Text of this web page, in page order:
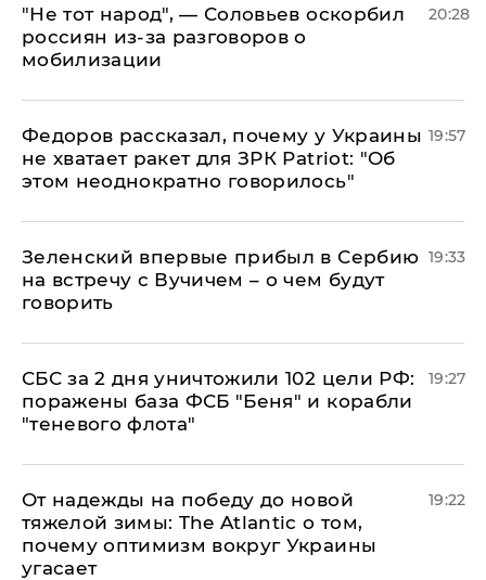
​"Не тот народ", — Соловьев оскорбил
россиян из-за разговоров о
мобилизации
20:28
Федоров рассказал, почему у Украины
не хватает ракет для ЗРК Patriot: "Об
этом неоднократно говорилось"
19:57
Зеленский впервые прибыл в Сербию
на встречу с Вучичем – о чем будут
говорить
19:33
СБС за 2 дня уничтожили 102 цели РФ:
поражены база ФСБ "Беня" и корабли
"теневого флота"
19:27
От надежды на победу до новой
тяжелой зимы: The Atlantic о том,
почему оптимизм вокруг Украины
угасает
19:22